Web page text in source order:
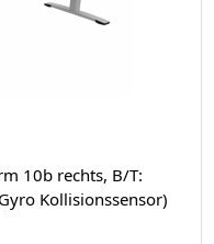
10b rechts, B/T:
Kollisionssensor)